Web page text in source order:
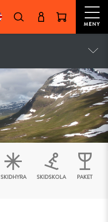
MENY
SKIDHYRA SKIDSKOLA PAKET